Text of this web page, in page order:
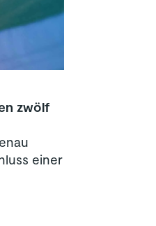
zwölf
einer